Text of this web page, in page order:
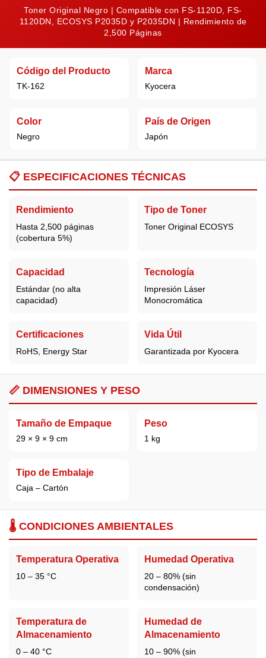
Toner Original Negro | Compatible con FS-1120D, FS-
1120DN, ECOSYS P2035D y P2035DN | Rendimiento de
2,500 Páginas
Código del Producto
TK-162
Marca
Kyocera
Color
Negro
País de Origen
Japón
📋 ESPECIFICACIONES TÉCNICAS
Rendimiento
Hasta 2,500 páginas
(cobertura 5%)
Tipo de Toner
Toner Original ECOSYS
Capacidad
Estándar (no alta
capacidad)
Tecnología
Impresión Láser
Monocromática
Certificaciones
RoHS, Energy Star
Vida Útil
Garantizada por Kyocera
📏 DIMENSIONES Y PESO
Tamaño de Empaque
29 × 9 × 9 cm
Peso
1 kg
Tipo de Embalaje
Caja – Cartón
🌡️ CONDICIONES AMBIENTALES
Temperatura Operativa
10 – 35 °C
Humedad Operativa
20 – 80% (sin
condensación)
Temperatura de
Almacenamiento
0 – 40 °C
Humedad de
Almacenamiento
10 – 90% (sin